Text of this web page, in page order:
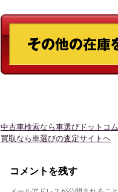
中古車検索なら車選びドットコム
買取なら車選びの査定サイトヘ
コメントを残す